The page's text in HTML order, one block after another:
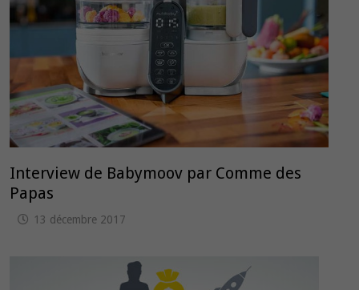
Interview de Babymoov par Comme des
Papas
13 décembre 2017